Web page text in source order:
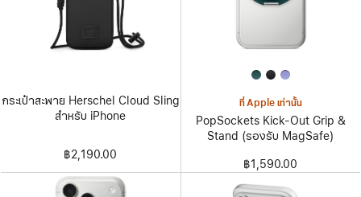
กระเป๋าสะพาย Herschel Cloud Sling
สำหรับ iPhone
฿2,190.00
ที่ Apple เท่านั้น
PopSockets Kick-Out Grip &
Stand (รองรับ MagSafe)
฿1,590.00